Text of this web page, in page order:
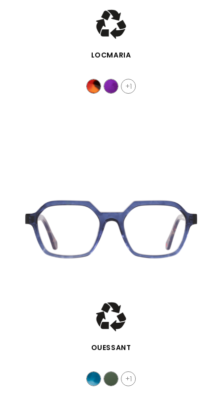
SCHNELLANSICHT
LOCMARIA
+1
SCHNELLANSICHT
OUESSANT
+1